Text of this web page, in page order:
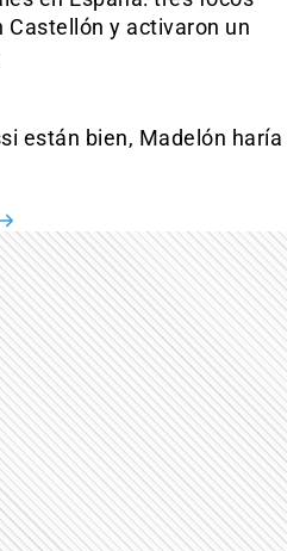
Castellón y activaron un
están bien, Madelón haría